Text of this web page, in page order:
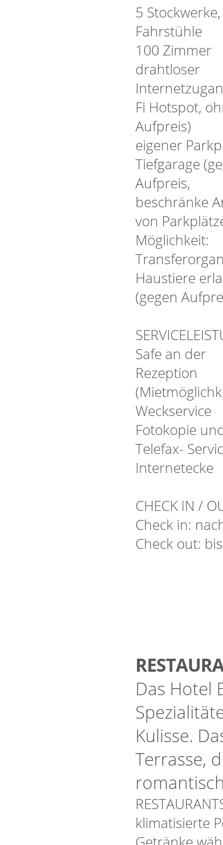
5
Fahrstühle
100 Zimmer
drahtloser
Fi Hotspot,
Aufpreis)
eigener
Tiefgarage
Aufpreis,
beschränke
von
Möglichkeit:
Haustiere
(gegen
Safe an der
Rezeption
Weckservice
Fotokopie
Telefax-
Internetecke
CHECK IN /
Check in:
Check out:
Das Hotel
Kulisse.
Terrasse,
klimatisierte